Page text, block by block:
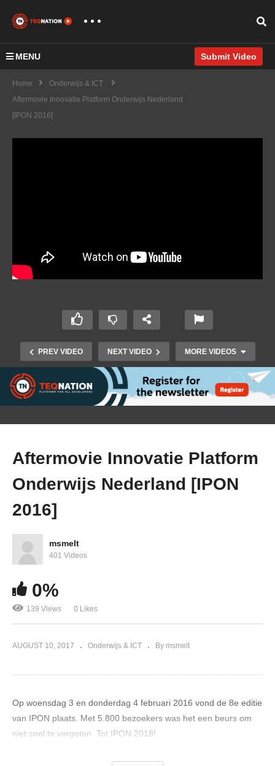
MENU Submit Video
Home
Onderwijs & ICT
Aftermovie Innovatie Platform Onderwijs Nederland
[IPON 2016]
PREV VIDEO NEXT VIDEO MORE VIDEOS
Aftermovie Innovatie Platform Onderwijs
Nederland [IPON 2016]
Aftermovie Innovatie Platform
Onderwijs Nederland [IPON
2016]
msmelt
401 Videos
0%
139 Views 0 Likes
AUGUST 10, 2017 Onderwijs & ICT By msmelt
Op woensdag 3 en donderdag 4 februari 2016 vond de 8e editie
van IPON plaats. Met 5.800 bezoekers was het een beurs om
niet snel te vergeten. Tot IPON 2018!